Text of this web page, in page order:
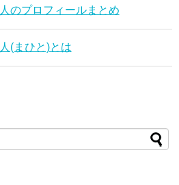
のプロフィールまとめ
(まひと)とは